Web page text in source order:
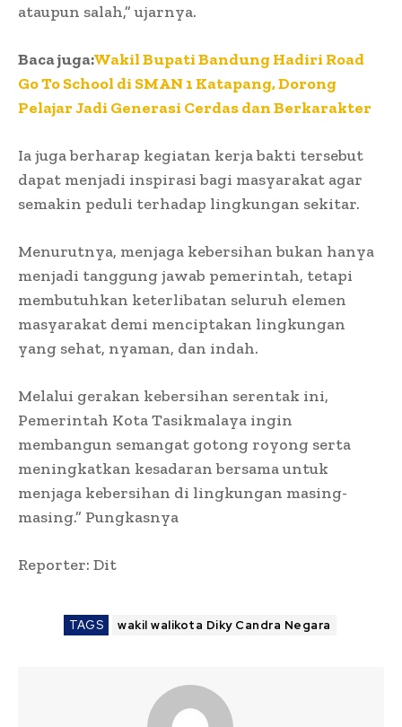
ataupun salah,” ujarnya.
Baca juga:Wakil Bupati Bandung Hadiri Road
Go To School di SMAN 1 Katapang, Dorong
Pelajar Jadi Generasi Cerdas dan Berkarakter
Ia juga berharap kegiatan kerja bakti tersebut
dapat menjadi inspirasi bagi masyarakat agar
semakin peduli terhadap lingkungan sekitar.
Menurutnya, menjaga kebersihan bukan hanya
menjadi tanggung jawab pemerintah, tetapi
membutuhkan keterlibatan seluruh elemen
masyarakat demi menciptakan lingkungan
yang sehat, nyaman, dan indah.
Melalui gerakan kebersihan serentak ini,
Pemerintah Kota Tasikmalaya ingin
membangun semangat gotong royong serta
meningkatkan kesadaran bersama untuk
menjaga kebersihan di lingkungan masing-
masing.” Pungkasnya
Reporter: Dit
TAGS wakil walikota Diky Candra Negara